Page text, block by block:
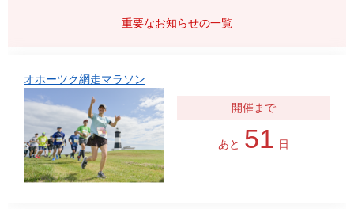
重要なお知らせの一覧
オホーツク網走マラソン
あと 51 日